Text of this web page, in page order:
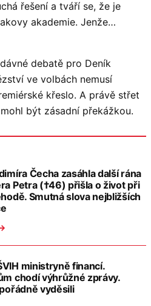
řešení a tváří se, že je
akademie. Jenže…
debatě pro Deník
ve volbách nemusí
křeslo. A právě střet
být zásadní překážkou.
Čecha zasáhla další rána
Petra (†46) přišla o život při
Smutná slova nejbližších
ministryně financí.
chodí výhrůžné zprávy.
vyděsili